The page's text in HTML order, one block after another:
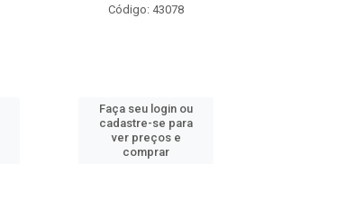
Código: 43078
Faça seu login ou
cadastre-se para
ver preços e
comprar